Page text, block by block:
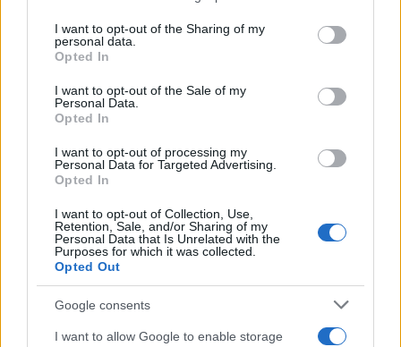
not limited to your visit or usage behaviour. You may click to
grant or deny consent to Google and its third-party tags to
use your data for below specified purposes in below Google
consent section.
I want to opt-out of the Sharing of my
personal data.
Opted In
I want to opt-out of the Sale of my
Personal Data.
Opted In
I want to opt-out of processing my
Personal Data for Targeted Advertising.
Opted In
I want to opt-out of Collection, Use,
Retention, Sale, and/or Sharing of my
Personal Data that Is Unrelated with the
Purposes for which it was collected.
Opted Out
Google consents
I want to allow Google to enable storage
Rinvenuto il corpo
dell’uomo disperso
aiutiamo tutti o
POTREBBE INTERESSARTI
Christmas World a Roma, la
Capitale ospiterà il villaggio
4 anni fa
Alla Galleria Giovanni XXIII arriva
l’autovelox. Multe per chi supera
il limite. Dal 30 marzo
3 anni fa